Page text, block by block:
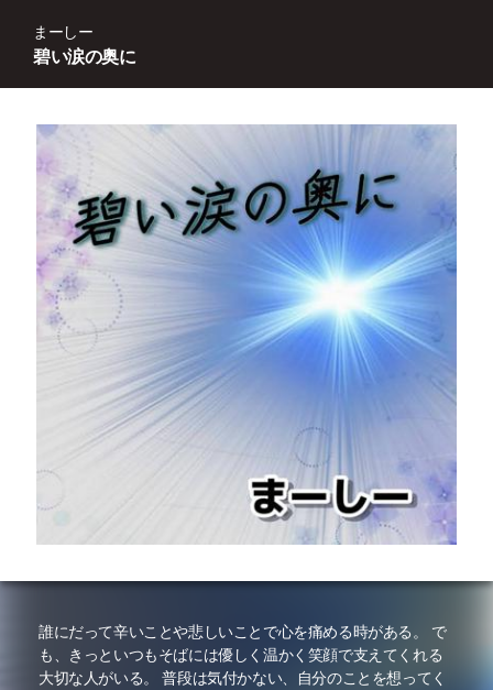
碧い涙の奥に
まーしー
誰にだって辛いことや悲しいことで心を痛める時がある。 で
も、きっといつもそばには優しく温かく笑顔で支えてくれる
大切な人がいる。 普段は気付かない、自分のことを想ってく